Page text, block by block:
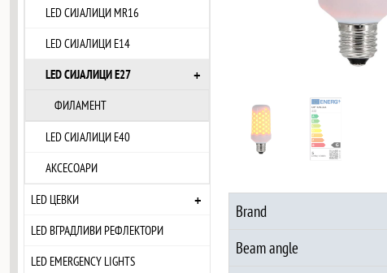
LED СИЈАЛИЦИ MR16
LED СИЈАЛИЦИ Е14
LED СИЈАЛИЦИ Е27
ФИЛАМЕНТ
+
LED СИЈАЛИЦИ Е40
АКСЕСОАРИ
LED ЦЕВКИ +
LED ВГРАДЛИВИ РЕФЛЕКТОРИ
LED EMERGENCY LIGHTS
Brand
Beam angle